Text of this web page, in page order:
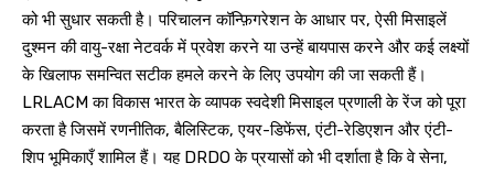
को भी सुधार सकती है। परिचालन कॉन्फ़िगरेशन के आधार पर, ऐसी मिसाइलें
दुश्मन की वायु-रक्षा नेटवर्क में प्रवेश करने या उन्हें बायपास करने और कई लक्ष्यों
के खिलाफ समन्वित सटीक हमले करने के लिए उपयोग की जा सकती हैं।
LRLACM का विकास भारत के व्यापक स्वदेशी मिसाइल प्रणाली के रेंज को पूरा
करता है जिसमें रणनीतिक, बैलिस्टिक, एयर-डिफेंस, एंटी-रेडिएशन और एंटी-
शिप भूमिकाएँ शामिल हैं। यह DRDO के प्रयासों को भी दर्शाता है कि वे सेना,